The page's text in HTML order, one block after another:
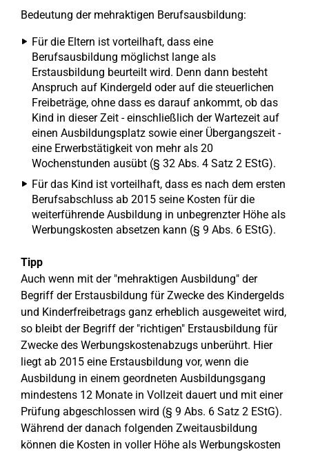
Bedeutung der mehraktigen Berufsausbildung:
Für die Eltern ist vorteilhaft, dass eine
Berufsausbildung möglichst lange als
Erstausbildung beurteilt wird. Denn dann besteht
Anspruch auf Kindergeld oder auf die steuerlichen
Freibeträge, ohne dass es darauf ankommt, ob das
Kind in dieser Zeit - einschließlich der Wartezeit auf
einen Ausbildungsplatz sowie einer Übergangszeit -
eine Erwerbstätigkeit von mehr als 20
Wochenstunden ausübt (§ 32 Abs. 4 Satz 2 EStG).
Für das Kind ist vorteilhaft, dass es nach dem ersten
Berufsabschluss ab 2015 seine Kosten für die
weiterführende Ausbildung in unbegrenzter Höhe als
Werbungskosten absetzen kann (§ 9 Abs. 6 EStG).
Tipp
Auch wenn mit der "mehraktigen Ausbildung" der
Begriff der Erstausbildung für Zwecke des Kindergelds
und Kinderfreibetrags ganz erheblich ausgeweitet wird,
so bleibt der Begriff der "richtigen" Erstausbildung für
Zwecke des Werbungskostenabzugs unberührt. Hier
liegt ab 2015 eine Erstausbildung vor, wenn die
Ausbildung in einem geordneten Ausbildungsgang
mindestens 12 Monate in Vollzeit dauert und mit einer
Prüfung abgeschlossen wird (§ 9 Abs. 6 Satz 2 EStG).
Während der danach folgenden Zweitausbildung
können die Kosten in voller Höhe als Werbungskosten